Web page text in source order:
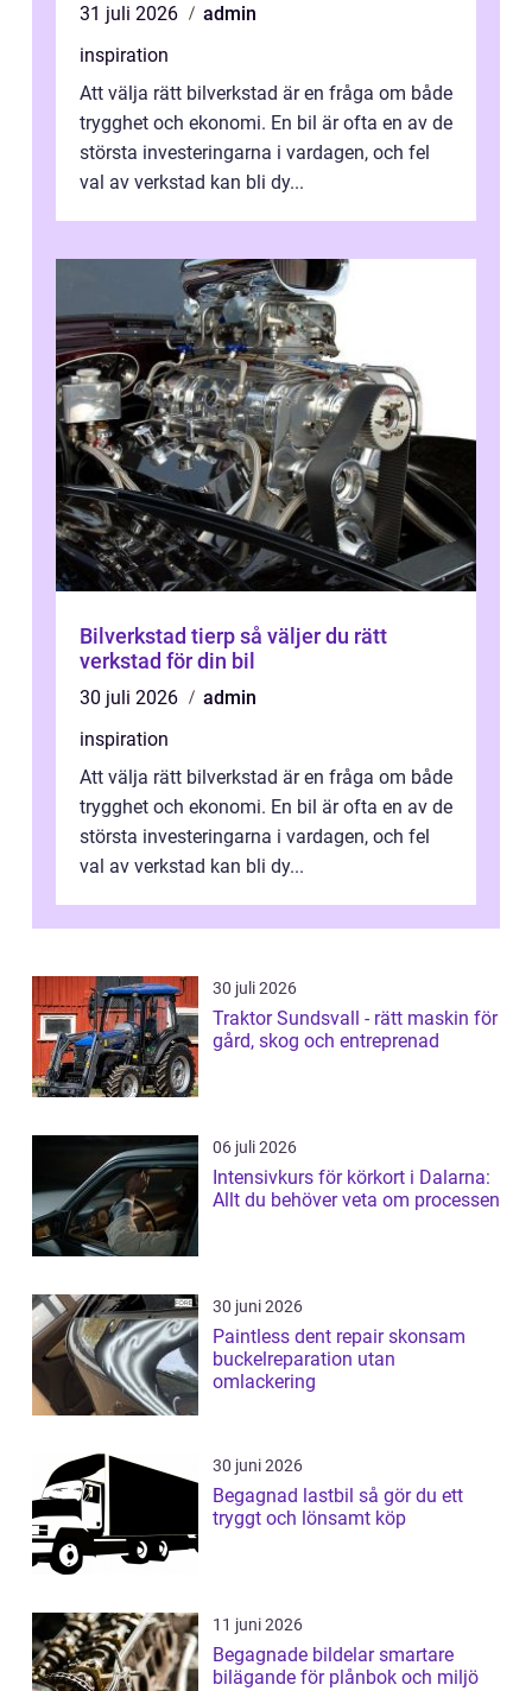
31 juli 2026
admin
inspiration
Att välja rätt bilverkstad är en fråga om både
trygghet och ekonomi. En bil är ofta en av de
största investeringarna i vardagen, och fel
val av verkstad kan bli dy...
Bilverkstad tierp så väljer du rätt
verkstad för din bil
30 juli 2026
admin
inspiration
Att välja rätt bilverkstad är en fråga om både
trygghet och ekonomi. En bil är ofta en av de
största investeringarna i vardagen, och fel
val av verkstad kan bli dy...
30 juli 2026
Traktor Sundsvall - rätt maskin för
gård, skog och entreprenad
06 juli 2026
Intensivkurs för körkort i Dalarna:
Allt du behöver veta om processen
30 juni 2026
Paintless dent repair skonsam
buckelreparation utan
omlackering
30 juni 2026
Begagnad lastbil så gör du ett
tryggt och lönsamt köp
11 juni 2026
Begagnade bildelar smartare
bilägande för plånbok och miljö